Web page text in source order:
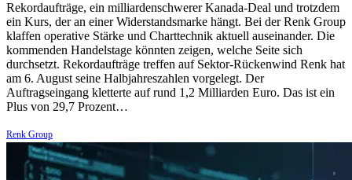
Rekordaufträge, ein milliardenschwerer Kanada-Deal und trotzdem
ein Kurs, der an einer Widerstandsmarke hängt. Bei der Renk Group
klaffen operative Stärke und Charttechnik aktuell auseinander. Die
kommenden Handelstage könnten zeigen, welche Seite sich
durchsetzt. Rekordaufträge treffen auf Sektor-Rückenwind Renk hat
am 6. August seine Halbjahreszahlen vorgelegt. Der
Auftragseingang kletterte auf rund 1,2 Milliarden Euro. Das ist ein
Plus von 29,7 Prozent…
Renk Group